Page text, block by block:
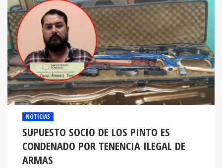
NOTICIAS
SUPUESTO SOCIO DE LOS PINTO ES
CONDENADO POR TENENCIA ILEGAL DE
ARMAS